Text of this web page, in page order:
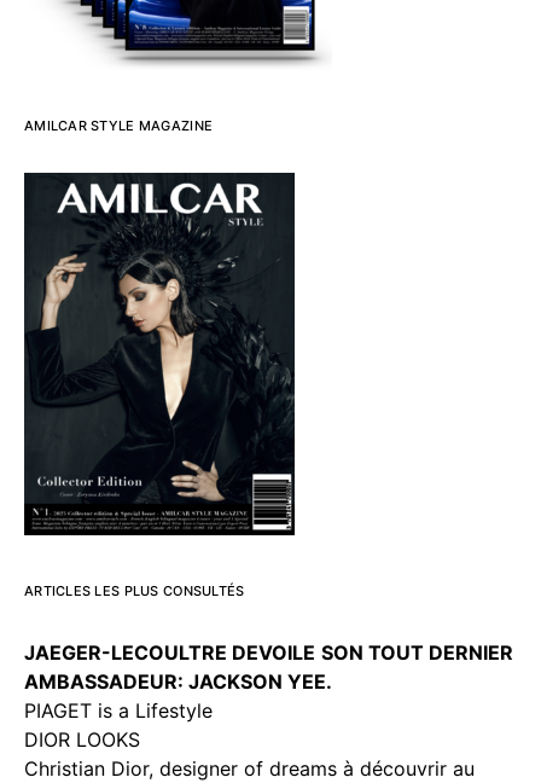
AMILCAR STYLE MAGAZINE
ARTICLES LES PLUS CONSULTÉS
JAEGER-LECOULTRE DEVOILE SON TOUT DERNIER
AMBASSADEUR: JACKSON YEE.
PIAGET is a Lifestyle
DIOR LOOKS
Christian Dior, designer of dreams à découvrir au